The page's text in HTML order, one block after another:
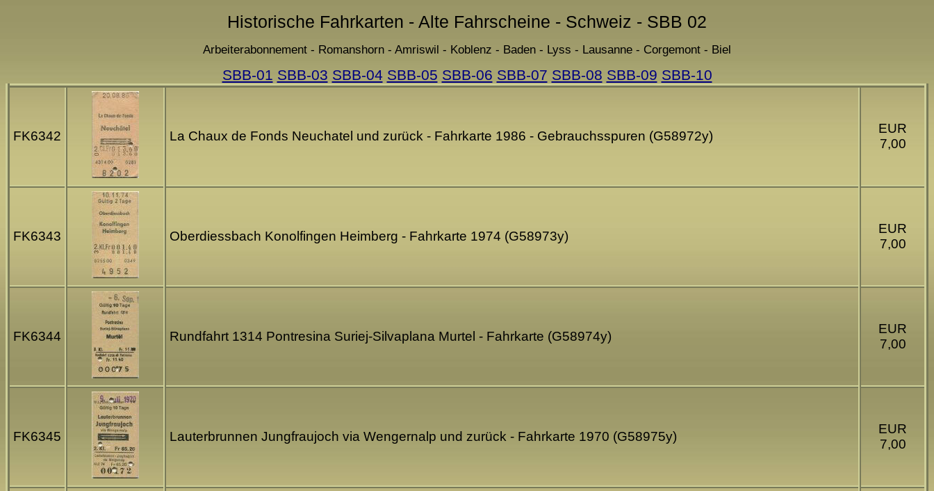
Historische Fahrkarten - Alte Fahrscheine - Schweiz - SBB 02
Arbeiterabonnement - Romanshorn - Amriswil - Koblenz - Baden - Lyss - Lausanne - Corgemont - Biel
SBB-01 SBB-03 SBB-04 SBB-05 SBB-06 SBB-07 SBB-08 SBB-09 SBB-10
FK6342 La Chaux de Fonds Neuchatel und zurück - Fahrkarte 1986 - Gebrauchsspuren (G58972y)
EUR
7,00
FK6343 Oberdiessbach Konolfingen Heimberg - Fahrkarte 1974 (G58973y)
EUR
7,00
FK6344 Rundfahrt 1314 Pontresina Suriej-Silvaplana Murtel - Fahrkarte (G58974y)
EUR
7,00
FK6345 Lauterbrunnen Jungfraujoch via Wengernalp und zurück - Fahrkarte 1970 (G58975y)
EUR
7,00